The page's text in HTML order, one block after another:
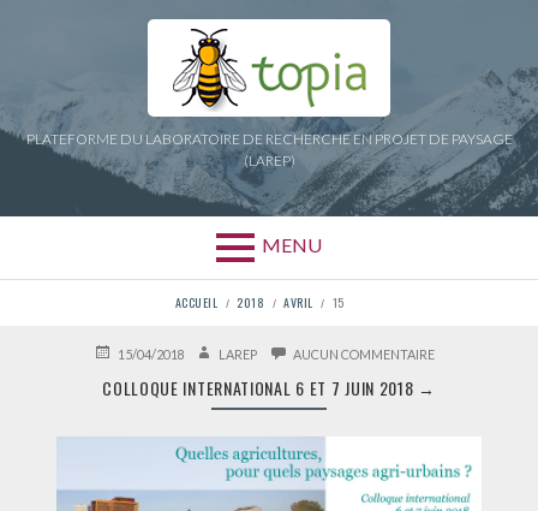
PLATEFORME DU LABORATOIRE DE RECHERCHE EN PROJET DE PAYSAGE
(LAREP)
MENU
D'ARIANE
ACCUEIL 2018 AVRIL 15
PUBLIÉ15/04/2018 AUTEUR
LAREP AUCUN COMMENTAIRESUR
JUIN
COLLOQUE INTERNATIONAL 6 ET 7 JUIN 2018 →